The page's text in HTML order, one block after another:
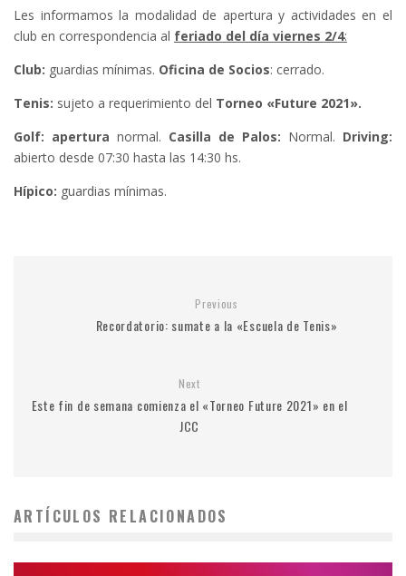
Les informamos la modalidad de apertura y actividades en el
club en correspondencia al feriado del día viernes 2/4:
Club: guardias mínimas. Oficina de Socios: cerrado.
Tenis: sujeto a requerimiento del Torneo «Future 2021».
Golf: apertura normal. Casilla de Palos: Normal. Driving:
abierto desde 07:30 hasta las 14:30 hs.
Hípico: guardias mínimas.
Previous
Recordatorio: sumate a la «Escuela de Tenis»
Next
Este fin de semana comienza el «Torneo Future 2021» en el
JCC
ARTÍCULOS RELACIONADOS